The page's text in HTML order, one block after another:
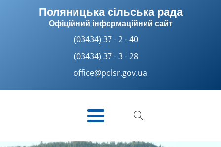
Поляницька сільська рада
Офіційний інформаційний сайт
(03434) 37 - 2 - 40
(03434) 37 - 3 - 28
office@polsr.gov.ua